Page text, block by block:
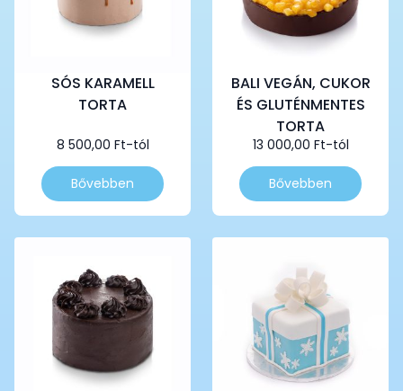
SÓS KARAMELL
TORTA
8 500,00 Ft-tól
Bővebben
Ennek
a
terméknek
változatok
termékoldalon
választhatók
BALI VEGÁN, CUKOR
ÉS GLUTÉNMENTES
TORTA
13 000,00 Ft-tól
Bővebben
Ennek
a
terméknek
változatok
termékoldalon
választhatók